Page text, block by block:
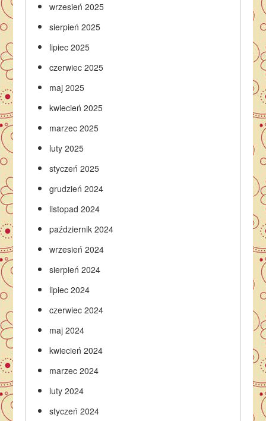
wrzesień 2025
sierpień 2025
lipiec 2025
czerwiec 2025
maj 2025
kwiecień 2025
marzec 2025
luty 2025
styczeń 2025
grudzień 2024
listopad 2024
październik 2024
wrzesień 2024
sierpień 2024
lipiec 2024
czerwiec 2024
maj 2024
kwiecień 2024
marzec 2024
luty 2024
styczeń 2024